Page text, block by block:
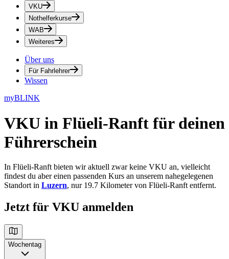
VKU
Nothelferkurse
WAB
Weiteres
Über uns
Für Fahrlehrer
Wissen
myBLINK
VKU in Flüeli-Ranft für deinen
Führerschein
In Flüeli-Ranft bieten wir aktuell zwar keine VKU an, vielleicht
findest du aber einen passenden Kurs an unserem nahegelegenen
Standort in Luzern, nur 19.7 Kilometer von Flüeli-Ranft entfernt.
Jetzt für VKU anmelden
Wochentag